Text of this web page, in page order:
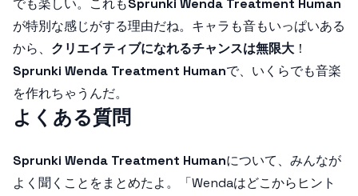
でも楽しい。これもSprunki Wenda Treatment Human
が特別な感じがする理由だね。キャラも音もいっぱいある
から、 クリエイティブになれるチャンスは無限大 ！
Sprunki Wenda Treatment Humanで、いくらでも音楽
を作れちゃうんだ。
よくある質問
Sprunki Wenda Treatment Humanについて、みんなが
よく聞くことをまとめたよ。「Wendaはどこからヒント